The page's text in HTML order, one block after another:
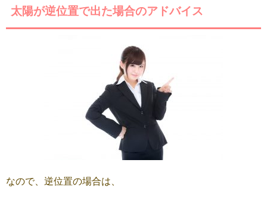
太陽が逆位置で出た場合のアドバイス
なので、逆位置の場合は、